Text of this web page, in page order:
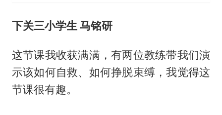
下关三小学生 马铭研
这节课我收获满满，有两位教练带我们演
示该如何自救、如何挣脱束缚，我觉得这
节课很有趣。